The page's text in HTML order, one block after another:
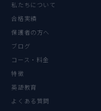
私たちについて
合格実績
保護者の方へ
ブログ
コース・料金
特徴
英語教育
よくある質問